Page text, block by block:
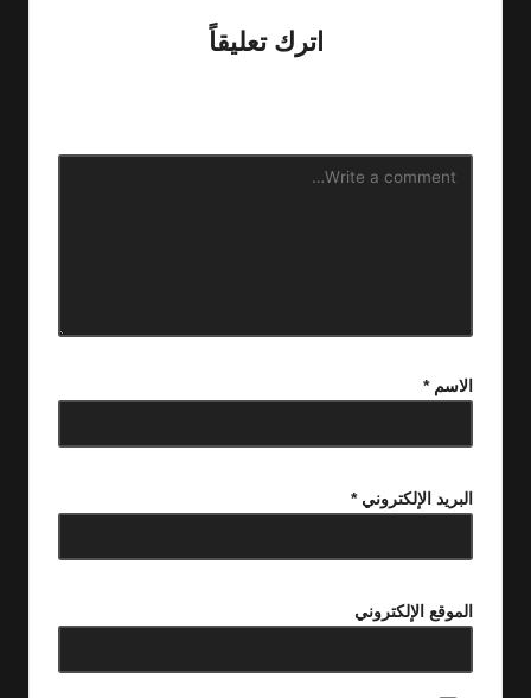
اترك تعليقاً
الاسم*
البريد الإلكتروني*
الموقع الإلكتروني